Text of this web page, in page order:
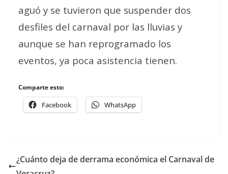
aguó y se tuvieron que suspender dos
desfiles del carnaval por las lluvias y
aunque se han reprogramado los
eventos, ya poca asistencia tienen.
Comparte esto:
Facebook WhatsApp
¿Cuánto deja de derrama económica el Carnaval de